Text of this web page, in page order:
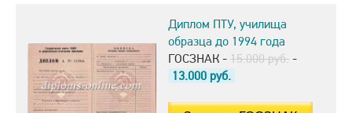
Диплом ПТУ, училища
образца до 1994 года
ГОСЗНАК - 15.000 руб. -
13.000 руб.